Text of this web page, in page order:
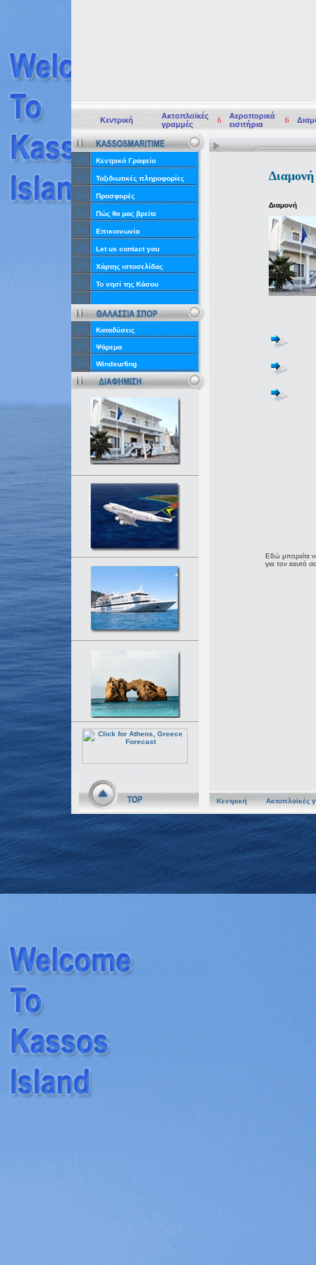
Κεντρική
Ακτοπλοϊκές
γραμμές
6
Αεροπορικά
εισιτήρια
6
Κεντρικό Γραφείο
Διαμονή
Διαμονή
Εδώ μπορείτε
για τον εαυτό
Ταξιδιωτικές πληροφορίες
Προσφορές
Πώς θα μας βρείτε
Επικοινωνία
Let us contact you
Χάρτης ιστοσελίδας
Το νησί της Κάσου
Καταδύσεις
Ψάρεμα
Windsurfing
Κεντρική Ακτοπλοϊκές